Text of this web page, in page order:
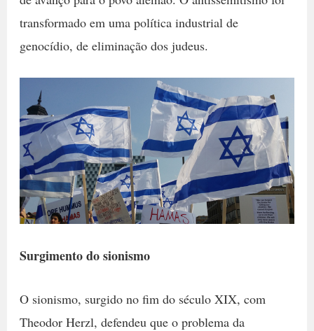
transformado em uma política industrial de
genocídio, de eliminação dos judeus.
Surgimento do sionismo
O sionismo, surgido no fim do século XIX, com
Theodor Herzl, defendeu que o problema da